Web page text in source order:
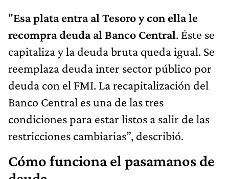
"Esa plata entra al Tesoro y con ella le
recompra deuda al Banco Central. Éste se
capitaliza y la deuda bruta queda igual. Se
reemplaza deuda inter sector público por
deuda con el FMI. La recapitalización del
Banco Central es una de las tres
condiciones para estar listos a salir de las
restricciones cambiarias”, describió.
Cómo funciona el pasamanos de